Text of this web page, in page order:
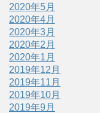
2020年5月
2020年4月
2020年3月
2020年2月
2020年1月
2019年12月
2019年11月
2019年10月
2019年9月